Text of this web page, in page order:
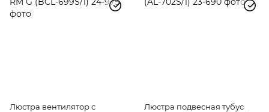
Люстра вентилятор с
Люстра подвесная тубус